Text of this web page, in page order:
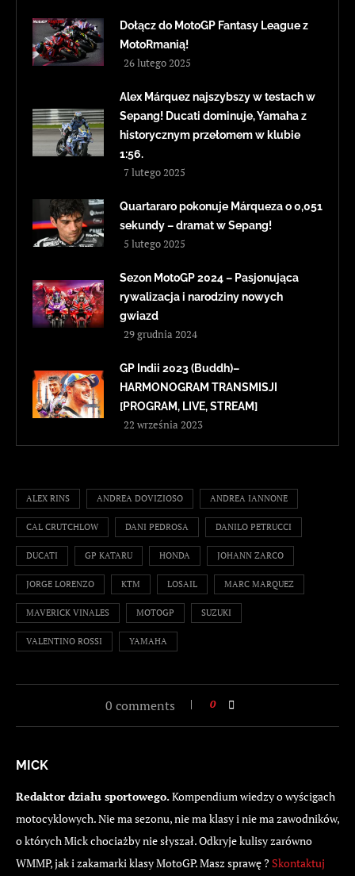
Dołącz do MotoGP Fantasy League z
MotoRmanią!
26 lutego 2025
Alex Márquez najszybszy w testach w
Sepang! Ducati dominuje, Yamaha z
historycznym przełomem w klubie
1:56.
7 lutego 2025
Quartararo pokonuje Márqueza o 0,051
sekundy – dramat w Sepang!
5 lutego 2025
Sezon MotoGP 2024 – Pasjonująca
rywalizacja i narodziny nowych
gwiazd
29 grudnia 2024
GP Indii 2023 (Buddh)–
HARMONOGRAM TRANSMISJI
[PROGRAM, LIVE, STREAM]
22 września 2023
ALEX RINS ANDREA DOVIZIOSO ANDREA IANNONE
CAL CRUTCHLOW DANI PEDROSA DANILO PETRUCCI
DUCATI GP KATARU HONDA JOHANN ZARCO
JORGE LORENZO KTM LOSAIL MARC MARQUEZ
MAVERICK VINALES MOTOGP SUZUKI
VALENTINO ROSSI YAMAHA
0 comments 0
MICK
Redaktor działu sportowego.Kompendium wiedzy o wyścigach
motocyklowych. Nie ma sezonu, nie ma klasy i nie ma zawodników,
o których Mick chociażby nie słyszał. Odkryje kulisy zarówno
WMMP, jak i zakamarki klasy MotoGP. Masz sprawę ? Skontaktuj